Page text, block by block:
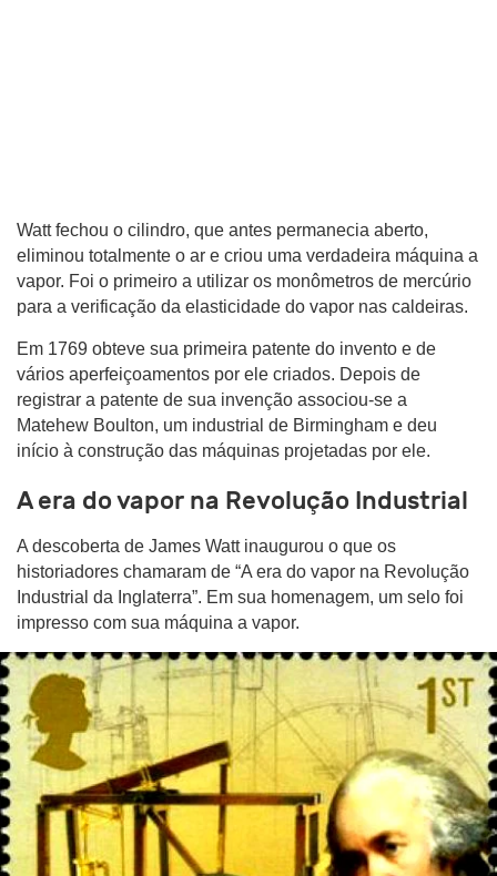
Watt fechou o cilindro, que antes permanecia aberto,
eliminou totalmente o ar e criou uma verdadeira máquina a
vapor. Foi o primeiro a utilizar os monômetros de mercúrio
para a verificação da elasticidade do vapor nas caldeiras.
Em 1769 obteve sua primeira patente do invento e de
vários aperfeiçoamentos por ele criados. Depois de
registrar a patente de sua invenção associou-se a
Matehew Boulton, um industrial de Birmingham e deu
início à construção das máquinas projetadas por ele.
A era do vapor na Revolução Industrial
A descoberta de James Watt inaugurou o que os
historiadores chamaram de “A era do vapor na Revolução
Industrial da Inglaterra”. Em sua homenagem, um selo foi
impresso com sua máquina a vapor.